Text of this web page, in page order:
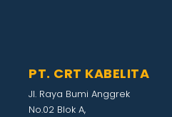
PT. CRT KABELITA
Jl. Raya Bumi Anggrek
No.02 Blok A,